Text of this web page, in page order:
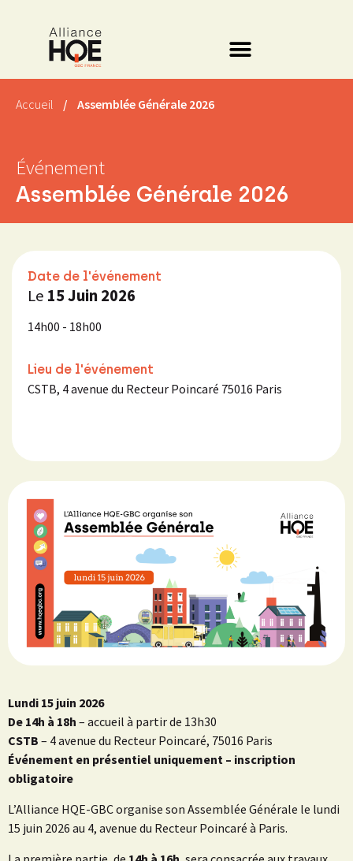
Accueil / Assemblée Générale 2026
Événement
Assemblée Générale 2026
Lundi 15 juin 2026
De 14h à 18h – accueil à partir de 13h30
CSTB – 4 avenue du Recteur Poincaré, 75016 Paris
Événement en présentiel uniquement – inscription
obligatoire
L’Alliance HQE-GBC organise son Assemblée Générale le lundi
15 juin 2026 au 4, avenue du Recteur Poincaré à Paris.
Date de l'événement
Le 15 Juin 2026
14h00 - 18h00
Lieu de l'événement
CSTB, 4 avenue du Recteur Poincaré 75016 Paris